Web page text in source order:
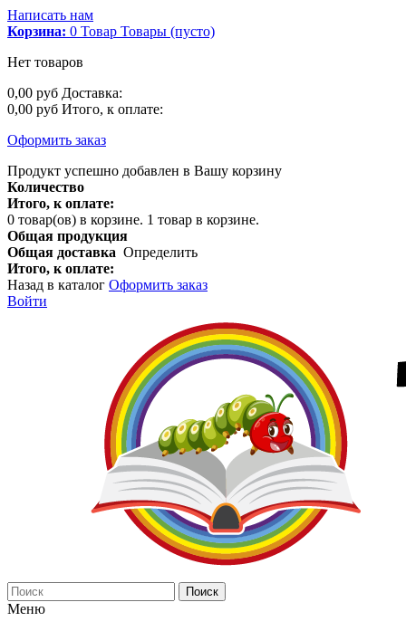
Написать нам
Корзина: 0 Товар Товары (пусто)
Нет товаров
0,00 руб Доставка:
0,00 руб Итого, к оплате:
Оформить заказ
Продукт успешно добавлен в Вашу корзину
Количество
Итого, к оплате:
0 товар(ов) в корзине. 1 товар в корзине.
Общая продукция
Общая доставка Определить
Итого, к оплате:
Назад в каталог Оформить заказ
Войти
Поиск
Меню